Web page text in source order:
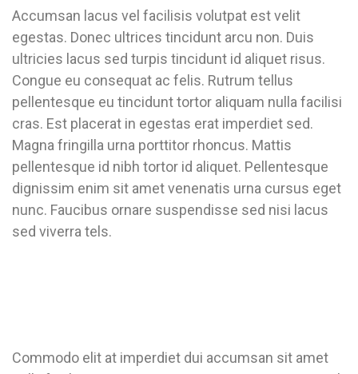
Accumsan lacus vel facilisis volutpat est velit
egestas. Donec ultrices tincidunt arcu non. Duis
ultricies lacus sed turpis tincidunt id aliquet risus.
Congue eu consequat ac felis. Rutrum tellus
pellentesque eu tincidunt tortor aliquam nulla facilisi
cras. Est placerat in egestas erat imperdiet sed.
Magna fringilla urna porttitor rhoncus. Mattis
pellentesque id nibh tortor id aliquet. Pellentesque
dignissim enim sit amet venenatis urna cursus eget
nunc. Faucibus ornare suspendisse sed nisi lacus
sed viverra tels.
Commodo elit at imperdiet dui accumsan sit amet